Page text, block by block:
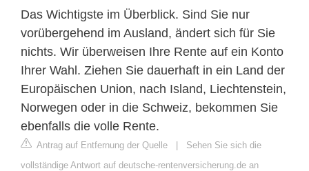
Das Wichtigste im Überblick. Sind Sie nur
vorübergehend im Ausland, ändert sich für Sie
nichts. Wir überweisen Ihre Rente auf ein Konto
Ihrer Wahl. Ziehen Sie dauerhaft in ein Land der
Europäischen Union, nach Island, Liechtenstein,
Norwegen oder in die Schweiz, bekommen Sie
ebenfalls die volle Rente.
Antrag auf Entfernung der Quelle | Sehen Sie sich die
vollständige Antwort auf deutsche-rentenversicherung.de an